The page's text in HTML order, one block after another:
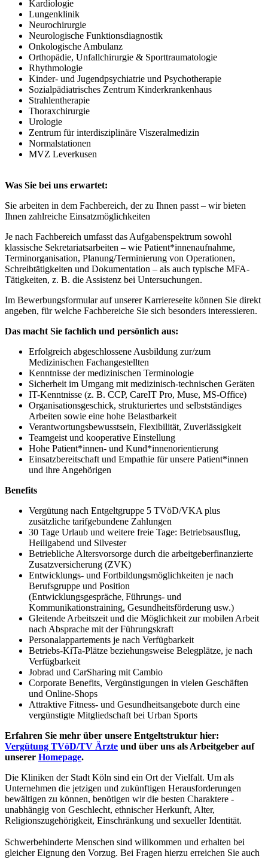
Kardiologie
Lungenklinik
Neurochirurgie
Neurologische Funktionsdiagnostik
Onkologische Ambulanz
Orthopädie, Unfallchirurgie & Sporttraumatologie
Rhythmologie
Kinder- und Jugendpsychiatrie und Psychotherapie
Sozialpädiatrisches Zentrum Kinderkrankenhaus
Strahlentherapie
Thoraxchirurgie
Urologie
Zentrum für interdisziplinäre Viszeralmedizin
Normalstationen
MVZ Leverkusen
Was Sie bei uns erwartet:
Sie arbeiten in dem Fachbereich, der zu Ihnen passt – wir bieten
Ihnen zahlreiche Einsatzmöglichkeiten
Je nach Fachbereich umfasst das Aufgabenspektrum sowohl
klassische Sekretariatsarbeiten – wie Patient*innenaufnahme,
Terminorganisation, Planung/Terminierung von Operationen,
Schreibtätigkeiten und Dokumentation – als auch typische MFA-
Tätigkeiten, z. B. die Assistenz bei Untersuchungen.
Im Bewerbungsformular auf unserer Karriereseite können Sie direkt
angeben, für welche Fachbereiche Sie sich besonders interessieren.
Das macht Sie fachlich und persönlich aus:
Erfolgreich abgeschlossene Ausbildung zur/zum
Medizinischen Fachangestellten
Kenntnisse der medizinischen Terminologie
Sicherheit im Umgang mit medizinisch-technischen Geräten
IT-Kenntnisse (z. B. CCP, CareIT Pro, Muse, MS-Office)
Organisationsgeschick, strukturiertes und selbstständiges
Arbeiten sowie eine hohe Belastbarkeit
Verantwortungsbewusstsein, Flexibilität, Zuverlässigkeit
Teamgeist und kooperative Einstellung
Hohe Patient*innen- und Kund*innenorientierung
Einsatzbereitschaft und Empathie für unsere Patient*innen
und ihre Angehörigen
Benefits
Vergütung nach Entgeltgruppe 5 TVöD/VKA plus
zusätzliche tarifgebundene Zahlungen
30 Tage Urlaub und weitere freie Tage: Betriebsausflug,
Heiligabend und Silvester
Betriebliche Altersvorsorge durch die arbeitgeberfinanzierte
Zusatzversicherung (ZVK)
Entwicklungs- und Fortbildungsmöglichkeiten je nach
Berufsgruppe und Position
(Entwicklungsgespräche, Führungs- und
Kommunikationstraining, Gesundheitsförderung usw.)
Gleitende Arbeitszeit und die Möglichkeit zur mobilen Arbeit
nach Absprache mit der Führungskraft
Personalappartements je nach Verfügbarkeit
Betriebs-KiTa-Plätze beziehungsweise Belegplätze, je nach
Verfügbarkeit
Jobrad und CarSharing mit Cambio
Corporate Benefits, Vergünstigungen in vielen Geschäften
und Online-Shops
Attraktive Fitness- und Gesundheitsangebote durch eine
vergünstigte Mitgliedschaft bei Urban Sports
Erfahren Sie mehr über unsere Entgeltstruktur hier:
Vergütung TVöD/TV Ärzte und über uns als Arbeitgeber auf
unserer Homepage.
Die Kliniken der Stadt Köln sind ein Ort der Vielfalt. Um als
Unternehmen die jetzigen und zukünftigen Herausforderungen
bewältigen zu können, benötigen wir die besten Charaktere -
unabhängig von Geschlecht, ethnischer Herkunft, Alter,
Religionszugehörigkeit, Einschränkung und sexueller Identität.
Schwerbehinderte Menschen sind willkommen und erhalten bei
gleicher Eignung den Vorzug. Bei Fragen hierzu erreichen Sie auch